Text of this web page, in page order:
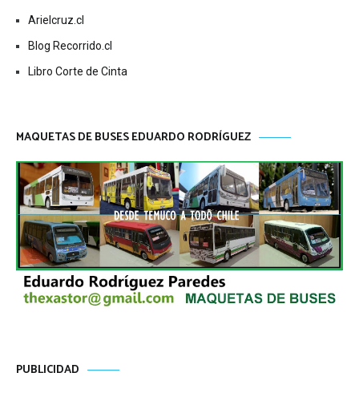
Arielcruz.cl
Blog Recorrido.cl
Libro Corte de Cinta
MAQUETAS DE BUSES EDUARDO RODRÍGUEZ
PUBLICIDAD